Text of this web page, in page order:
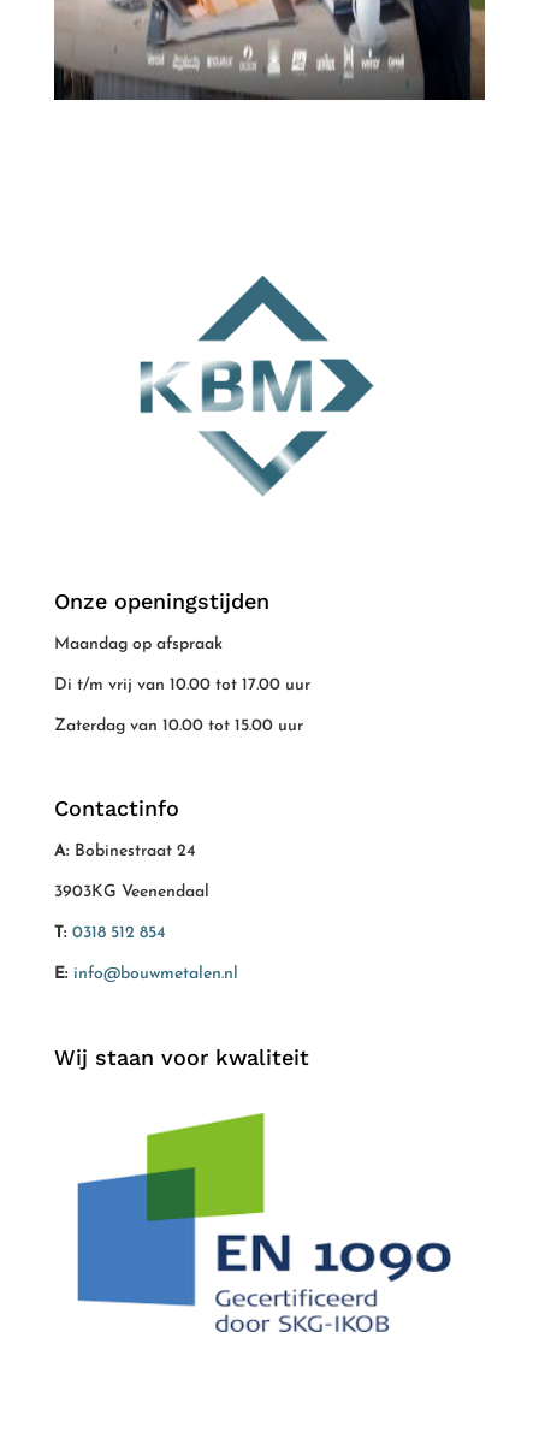
Onze openingstijden
Maandag op afspraak
Di t/m vrij van 10.00 tot 17.00 uur
Zaterdag van 10.00 tot 15.00 uur
Contactinfo
A: Bobinestraat 24
3903KG Veenendaal
T: 0318 512 854
E: info@bouwmetalen.nl
Wij staan voor kwaliteit